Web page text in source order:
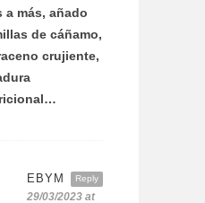
a más, añado
de cáñamo,
crujiente,
Reply
EBYM
29/03/2023 at